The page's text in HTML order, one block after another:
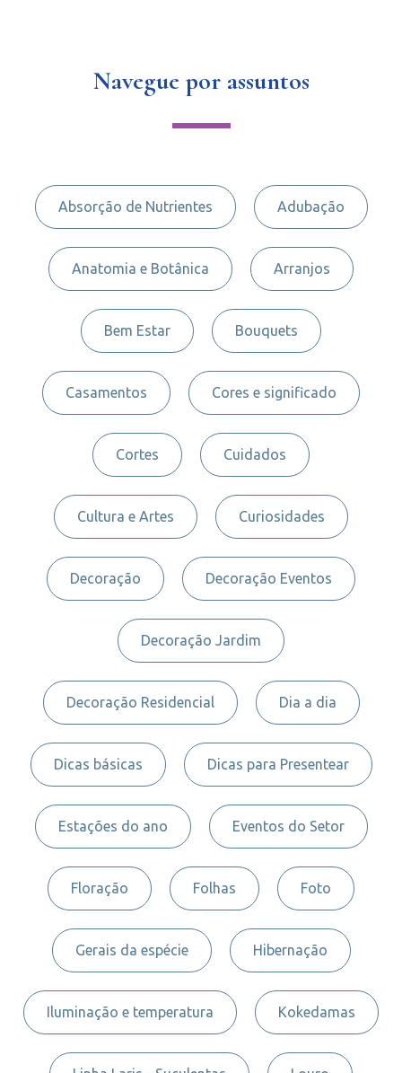
Navegue por assuntos
Absorção de Nutrientes Adubação
Anatomia e Botânica Arranjos
Bem Estar Bouquets
Casamentos Cores e significado
Cortes Cuidados
Cultura e Artes Curiosidades
Decoração Decoração Eventos
Decoração Jardim
Decoração Residencial Dia a dia
Dicas básicas Dicas para Presentear
Estações do ano Eventos do Setor
Floração Folhas Foto
Gerais da espécie Hibernação
Iluminação e temperatura Kokedamas